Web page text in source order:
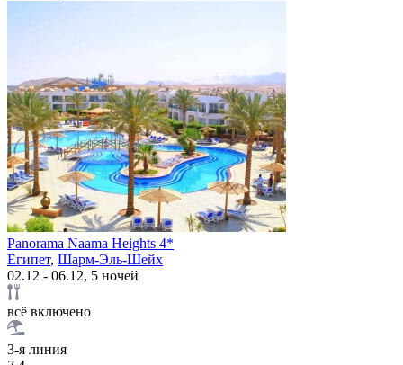
Panorama Naama Heights 4*
Египет, Шарм-Эль-Шейх
02.12 - 06.12, 5 ночей
всё включено
3-я линия